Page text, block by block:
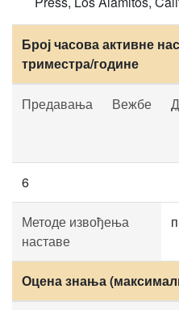
Број часова активне
триместра/године
Предавања Вежбе
6
Методе извођења
наставе
Оцена знања